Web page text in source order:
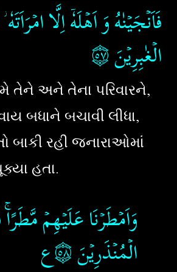
فَاَنۡجَيۡنٰهُ وَ اَهۡلَهٗۤ اِلَّا
الۡغٰبِرِيۡنَ۝٥٧
અને તેના પરિવારને,
બધાને બચાવી લીધા,
બાકી રહી જનારાઓમાં
હતા.
وَاَمۡطَرۡنَا عَلَيۡهِمۡ
الۡمُنۡذَرِيۡنَ‏۝٥٨ع